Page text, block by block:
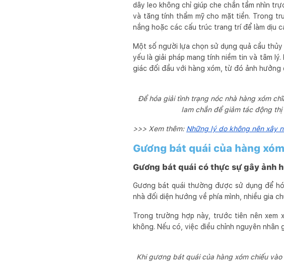
dây leo không chỉ giúp che chắn tầm nhìn
và tăng tính thẩm mỹ cho mặt tiền. Trong
nắng hoặc các cấu trúc trang trí để làm dịu
Một số người lựa chọn sử dụng quả cầu
yếu là giải pháp mang tính niềm tin và tâm
giác đối đầu với hàng xóm, từ đó ảnh
Để hóa giải tình trạng nóc nhà hàng xóm
lam chắn để giảm tác động
>>> Xem thêm: Những lý do không nên xây
Gương bát quái của hàng
Gương bát quái có thực sự gây ảnh
Gương bát quái thường được sử dụng để
nhà đối diện hướng về phía mình, nhiều gia
Trong trường hợp này, trước tiên nên xem
không. Nếu có, việc điều chỉnh nguyên
Khi gương bát quái của hàng xóm chiếu